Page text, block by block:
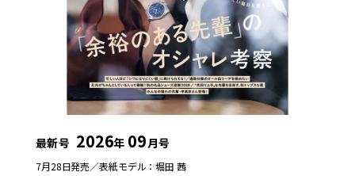
最新号 2026年 09月号
7月28日発売／表紙モデル：堀田 茜